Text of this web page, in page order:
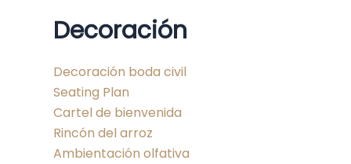
Decoración
Decoración boda civil
Seating Plan
Cartel de bienvenida
Rincón del arroz
Ambientación olfativa